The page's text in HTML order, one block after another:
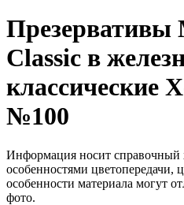
Презервативы
Classic в
классические
№100
Информация носит справочный
особенностями цветопередачи,
особенности материала могут
фото.